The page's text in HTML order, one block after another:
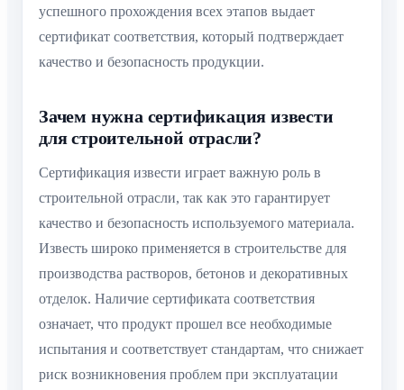
успешного прохождения всех этапов выдает
сертификат соответствия, который подтверждает
качество и безопасность продукции.
Зачем нужна сертификация извести
для строительной отрасли?
Сертификация извести играет важную роль в
строительной отрасли, так как это гарантирует
качество и безопасность используемого материала.
Известь широко применяется в строительстве для
производства растворов, бетонов и декоративных
отделок. Наличие сертификата соответствия
означает, что продукт прошел все необходимые
испытания и соответствует стандартам, что снижает
риск возникновения проблем при эксплуатации